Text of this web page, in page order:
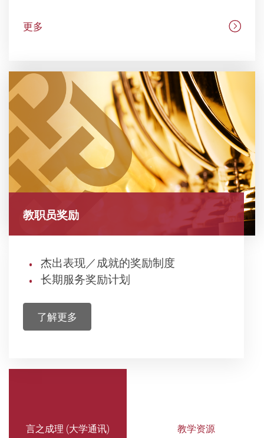
更多
教职员奖励
杰出表现／成就的奖励制度
长期服务奖励计划
了解更多
言之成理 (大学通讯) 教学资源